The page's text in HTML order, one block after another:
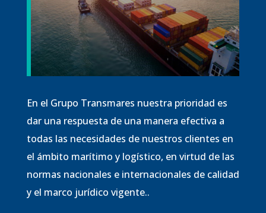
En el Grupo Transmares nuestra prioridad es
dar una respuesta de una manera efectiva a
todas las necesidades de nuestros clientes en
el ámbito marítimo y logístico, en virtud de las
normas nacionales e internacionales de calidad
y el marco jurídico vigente..